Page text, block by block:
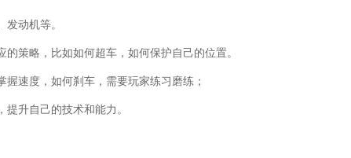
动机等。
策略，比如如何超车，如何保护自己的位置。
速度，如何刹车，需要玩家练习磨练；
升自己的技术和能力。